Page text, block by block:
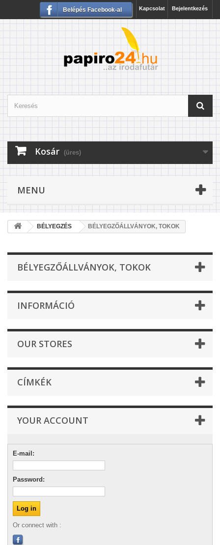
Bejelentkezés
Kapcsolat
Belépés Facebook-al
Kosár (üres)
MENU
BÉLYEGZÉS BÉLYEGZŐÁLLVÁNYOK, TOKOK
BÉLYEGZŐÁLLVÁNYOK, TOKOK
INFORMÁCIÓ
OUR STORES
CÍMKÉK
YOUR ACCOUNT
E-mail:
Password:
Or connect with :